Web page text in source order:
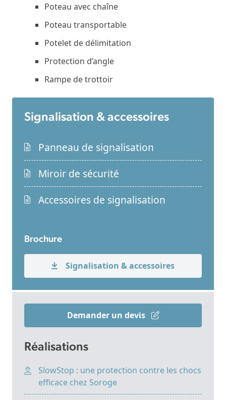
Poteau avec chaîne
Poteau transportable
Potelet de délimitation
Protection d’angle
Rampe de trottoir
Signalisation & accessoires
Panneau de signalisation
Miroir de sécurité
Accessoires de signalisation
Brochure
Signalisation & accessoires
Demander un devis
Réalisations
SlowStop : une protection contre les chocs
efficace chez Soroge